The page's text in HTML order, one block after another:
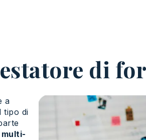
di
a
tipo di